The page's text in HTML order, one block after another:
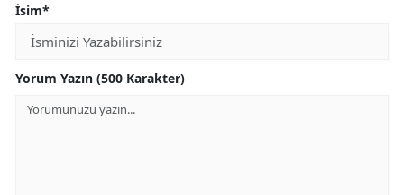
İsim*
Yorum Yazın (500 Karakter)